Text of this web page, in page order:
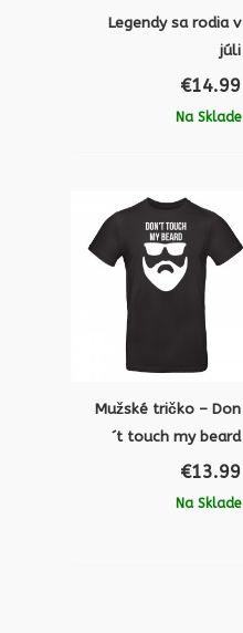
Legendy sa rodia v
júli
€14.99
Na Sklade
Mužské tričko – Don
´t touch my beard
€13.99
Na Sklade